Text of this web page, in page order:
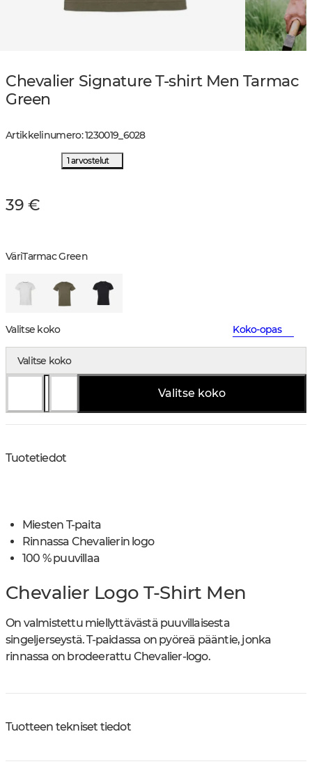
Chevalier Signature T-shirt Men Tarmac
Green
Artikkelinumero:1230019 6028
1 arvostelut
39 €
VäriTarmac Green
Valitse koko Koko-opas
Valitse koko
Valitse koko
Tuotetiedot
Miesten T-paita
Rinnassa Chevalierin logo
100 % puuvillaa
Chevalier Logo T-Shirt Men
On valmistettu miellyttävästä puuvillaisesta
singeljerseystä. T-paidassa on pyöreä pääntie, jonka
rinnassa on brodeerattu Chevalier-logo.
Tuotteen tekniset tiedot